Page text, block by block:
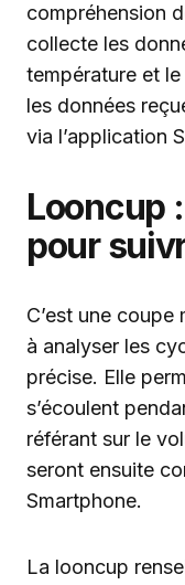
compréhension
collecte les
température et
les données
via l’application
Looncup
pour
C’est une
à analyser les
précise. Elle
s’écoulent
référant sur le
seront ensuite
Smartphone.
La looncup